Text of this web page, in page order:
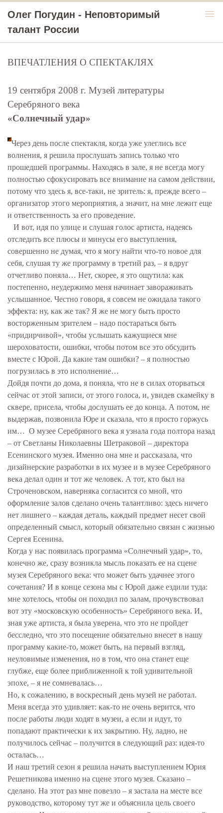
Олег Погудин - Неповторимый
талант России
menu
ВПЕЧАТЛЕНИЯ О СПЕКТАКЛЯХ
19 сентября 2008 г. Музей литературы
Серебряного века
«Солнечный удар»
Через день после спектакля, когда уже улеглись все
волнения, я решила прослушать запись только что
прошедшей программы. Находясь в зале, я не всегда могу
полностью сфокусировать все внимание на самом действии,
потому что здесь я, все-таки, не зритель: я, прежде всего –
организатор этого мероприятия, а значит, на мне лежит еще
и ответственность за его проведение.
И вот, идя по улице и слушая голос артиста, надеясь
отследить все плюсы и минусы его выступления,
совершенно не думая, что я могу найти что-то новое для
себя, слушая ту же программу в третий раз, – я вдруг
отчетливо поняла… Нет, скорее, я это ощутила: как
постепенно, неудержимо меня начинает завораживать
услышанное. Честно говоря, я совсем не ожидала такого
эффекта: ну, как же так? Я же не могу быть просто
восторженным зрителем – надо постараться быть
«придирчивой», чтобы услышать кажущиеся мне
шероховатости, ошибки, чтобы потом все это обсудить
вместе с Юрой. Да какие там ошибки? – я полностью
погрузилась в это исполнение…
Дойдя почти до дома, я поняла, что не в силах оторваться
сейчас от этой записи, от этого голоса, и, увидев скамейку в
сквере, присела, чтобы дослушать ее до конца. А потом, не
выдержав, позвонила Юре и сказала, что я просто горжусь
им… О музее Серебряного века я узнала года полтора назад
– от Светланы Николаевны Шетраковой – директора
Есенинского музея. Именно она мне и рассказала, что
дизайнерские разработки в их музее и в музее Серебряного
века делал один и тот же человек. А тот, кто был на
Строченовском, наверняка согласится со мной, что
оформление залов сделано очень талантливо: здесь ничего
нет лишнего – каждая деталь, каждый предмет несет свой
определенный смысл, который обязательно связан с жизнью
Сергея Есенина.
Когда у нас появилась программа «Солнечный удар», то,
конечно же, сразу возникла мысль показать ее на сцене
музея Серебряного века: что может быть удачнее этого
сочетания? И в конце сезона мы с Юрой даже ездили туда:
мне хотелось, чтобы он походил по залам, прочувствовал
вот эту «московскую особенность» Серебряного века. И,
зная уже артиста, я была уверена, что это не пройдет
бесследно, что это посещение обязательно внесет в нашу
программу какие-то, может быть, на первый взгляд,
неуловимые изменения, но в том, что она станет еще
глубже, еще более приближенной к той удивительной
эпохе, – я не сомневалась…
Но, к сожалению, в воскресный день музей не работал.
Меня всегда это удивляет: как-то не очень верится, что
после работы люди ходят в музеи, а если и идут, то
попадают практически к их закрытию. Ну, ладно, не
получилось сейчас – получится в следующий раз: идея-то
осталась…
И наш третий сезон я решила начать выступлением Юрия
Решетникова именно на сцене этого музея. Сказано –
сделано. На этот раз мне повезло – я застала на месте все
руководство, которому тут же и объяснила цель своего